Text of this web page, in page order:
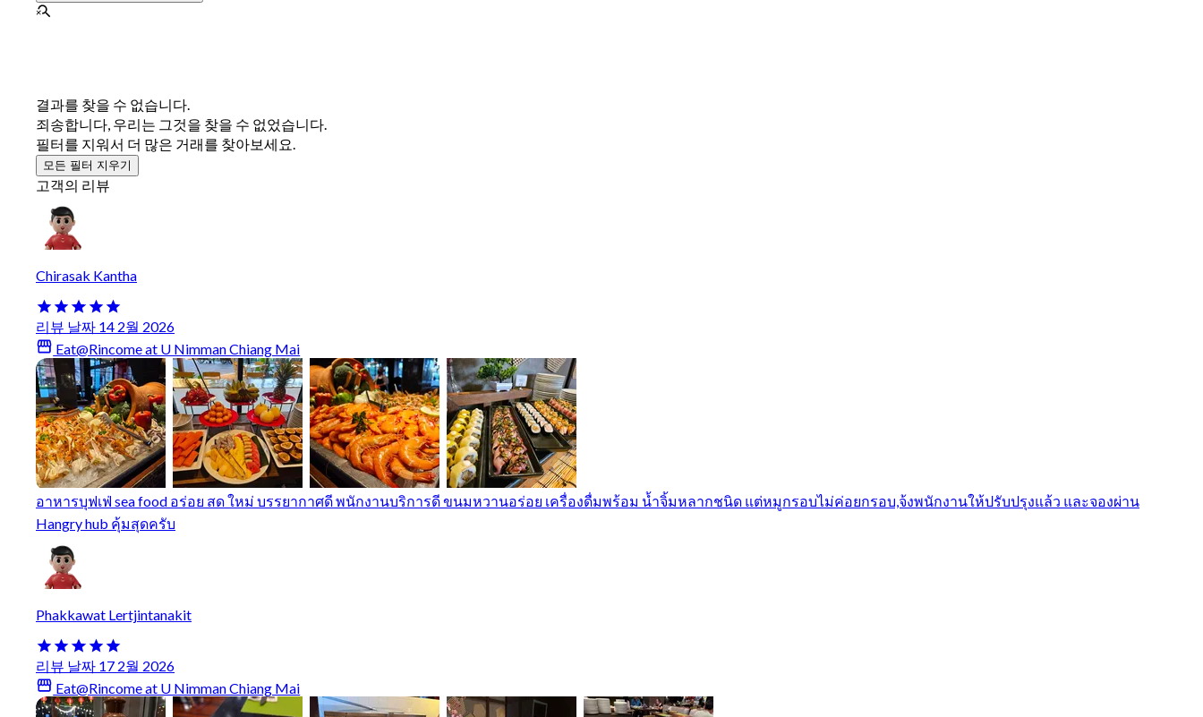
결과를 찾을 수 없습니다.
죄송합니다, 우리는 그것을 찾을 수 없었습니다.
필터를 지워서 더 많은 거래를 찾아보세요.
모든 필터 지우기
고객의 리뷰
Chirasak Kantha
리뷰 날짜 14 2월 2026
Eat@Rincome at U Nimman Chiang Mai
อาหารบุฟเฟ่ sea food อร่อย สด ใหม่ บรรยากาศดี พนักงานบริการดี ขนมหวานอร่อย เครื่องดื่มพร้อม น้ำจิ้มหลากชนิด แต่หมูกรอบไม่ค่อยกรอบ,จ้งพนักงานให้ปรับปรุงแล้ว และจองผ่าน
Hangry hub คุ้มสุดครับ
Phakkawat Lertjintanakit
리뷰 날짜 17 2월 2026
Eat@Rincome at U Nimman Chiang Mai